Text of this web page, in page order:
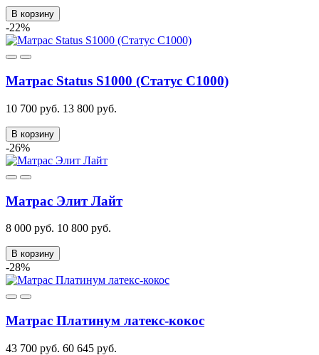
В корзину
-22%
Матрас Status S1000 (Статус С1000)
10 700 руб. 13 800 руб.
В корзину
-26%
Матрас Элит Лайт
8 000 руб. 10 800 руб.
В корзину
-28%
Матрас Платинум латекс-кокос
43 700 руб. 60 645 руб.